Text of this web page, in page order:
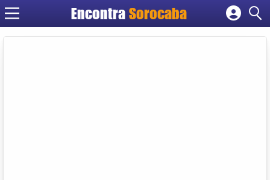
EncontraSorocaba
Cadastrar empresa